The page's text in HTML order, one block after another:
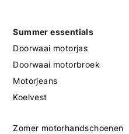
Summer essentials
Doorwaai motorjas
Doorwaai motorbroek
Motorjeans
Koelvest
Zomer motorhandschoenen